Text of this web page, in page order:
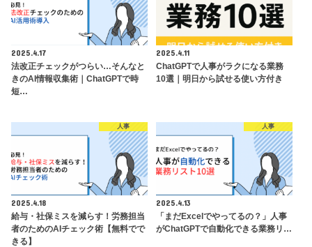
2025.4.17
法改正チェックがつらい…そんなと
きのAI情報収集術｜ChatGPTで時
短…
2025.4.11
ChatGPTで人事がラクになる業務
10選｜明日から試せる使い方付き
人事
2025.4.18
給与・社保ミスを減らす！労務担当
者のためのAIチェック術【無料でで
きる】
人事
2025.4.13
「まだExcelでやってるの？」人事
がChatGPTで自動化できる業務リ…